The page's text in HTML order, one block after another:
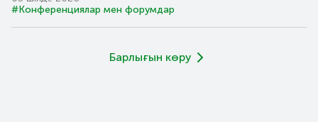
#Конференциялар мен форумдар
Барлығын көру